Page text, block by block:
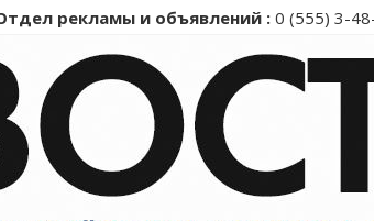
рекламы и объявлений : 0 (555) 3-